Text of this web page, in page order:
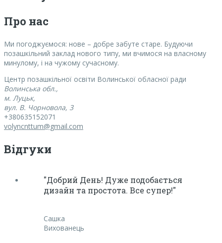
Про нас
Ми погоджуємося: нове – добре забуте старе. Будуючи
позашкільний заклад нового типу, ми вчимося на власному
минулому, і на чужому сучасному.
Центр позашкільної освіти Волинської обласної ради
Волинська обл.,
м. Луцьк,
вул. В. Чорновола, 3
+380635152071
volyncnttum@gmail.com
Відгуки
"Добрий День! Дуже подобається
дизайн та простота. Все супер!"
Сашка
Вихованець